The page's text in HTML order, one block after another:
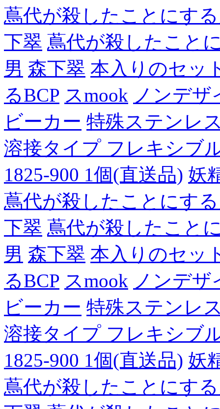
蔦代が殺したことにす
下翠 蔦代が殺したこと
男 森下翠 本入りのセッ
るBCP スmook ノンデザ
ビーカー 特殊ステンレ
溶接タイプ フレキシブ
1825-900 1個(直送品) 妖
蔦代が殺したことにす
下翠 蔦代が殺したこと
男 森下翠 本入りのセッ
るBCP スmook ノンデザ
ビーカー 特殊ステンレ
溶接タイプ フレキシブ
1825-900 1個(直送品) 妖
蔦代が殺したことにす